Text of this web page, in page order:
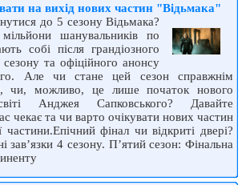
на вихід нових частин "Відьмака"
до 5 сезону Відьмака?
шанувальників по
собі після грандіозного
та офіційного анонсу
Але чи стане цей сезон справжнім
чи, можливо, це лише початок нового
Анджея Сапковського? Давайте
чекає та чи варто очікувати нових частин
частини.Епічний фінал чи відкриті двері?
зав’язки 4 сезону. П’ятий сезон: Фінальна